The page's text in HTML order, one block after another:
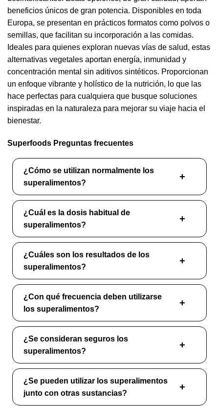
beneficios únicos de gran potencia. Disponibles en toda
Europa, se presentan en prácticos formatos como polvos o
semillas, que facilitan su incorporación a las comidas.
Ideales para quienes exploran nuevas vías de salud, estas
alternativas vegetales aportan energía, inmunidad y
concentración mental sin aditivos sintéticos. Proporcionan
un enfoque vibrante y holístico de la nutrición, lo que las
hace perfectas para cualquiera que busque soluciones
inspiradas en la naturaleza para mejorar su viaje hacia el
bienestar.
Superfoods Preguntas frecuentes
¿Cómo se utilizan normalmente los
superalimentos?
¿Cuál es la dosis habitual de
superalimentos?
¿Cuáles son los resultados de los
superalimentos?
¿Con qué frecuencia deben utilizarse
los superalimentos?
¿Se consideran seguros los
superalimentos?
¿Se pueden utilizar los superalimentos
junto con otras sustancias?